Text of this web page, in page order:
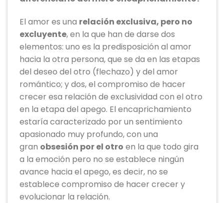
El amor es una relación exclusiva, pero no
excluyente, en la que han de darse dos
elementos: uno es la predisposición al amor
hacia la otra persona, que se da en las etapas
del deseo del otro (flechazo) y del amor
romántico; y dos, el compromiso de hacer
crecer esa relación de exclusividad con el otro
en la etapa del apego. El encaprichamiento
estaría caracterizado por un sentimiento
apasionado muy profundo, con una
gran obsesión por el otro en la que todo gira
a la emoción pero no se establece ningún
avance hacia el apego, es decir, no se
establece compromiso de hacer crecer y
evolucionar la relación.